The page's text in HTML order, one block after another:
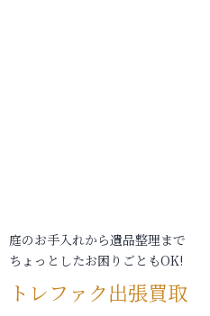
庭のお手入れから遺品整理まで
ちょっとしたお困りごともOK!
トレファク出張買取